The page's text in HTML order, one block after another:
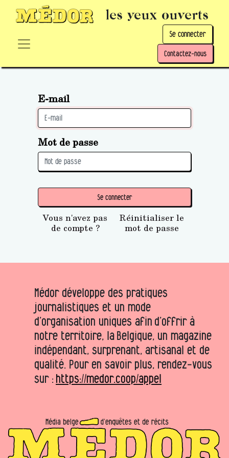
les yeux ouverts
Se connecter
Contactez-nous
E-mail
Mot de passe
Se connecter
Vous n'avez pas
de compte ?
Réinitialiser le
mot de passe
Médor développe des pratiques
journalistiques et un mode
d’organisation uniques afin d’offrir à
notre territoire, la Belgique, un magazine
indépendant, surprenant, artisanal et de
qualité. Pour en savoir plus, rendez-vous
sur : https://medor.coop/appel